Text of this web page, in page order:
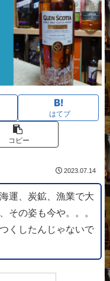
はてブ
コピー
2023.07.14
運、炭鉱、漁業で大
その姿も今や。。。
くしたんじゃないで